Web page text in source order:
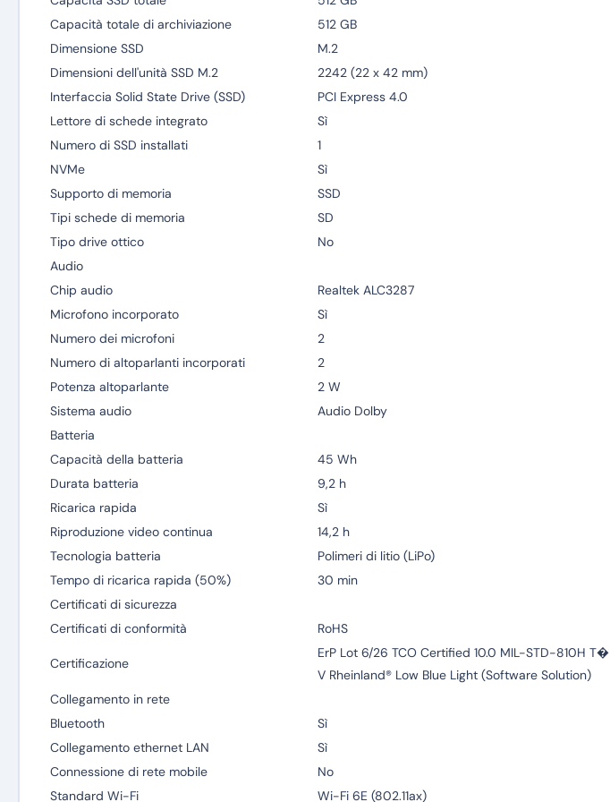
Capacità totale di archiviazione
512 GB
Dimensione SSD
M.2
Dimensioni dell'unità SSD M.2
2242 (22 x 42 mm)
Interfaccia Solid State Drive (SSD)
PCI Express 4.0
Lettore di schede integrato
Sì
Numero di SSD installati
1
NVMe
Sì
Supporto di memoria
SSD
Tipi schede di memoria
SD
Tipo drive ottico
No
Audio
Chip audio
Realtek ALC3287
Microfono incorporato
Sì
Numero dei microfoni
2
Numero di altoparlanti incorporati
2
Potenza altoparlante
2 W
Sistema audio
Audio Dolby
Batteria
Capacità della batteria
45 Wh
Durata batteria
9,2 h
Ricarica rapida
Sì
Riproduzione video continua
14,2 h
Tecnologia batteria
Polimeri di litio (LiPo)
Tempo di ricarica rapida (50%)
30 min
Certificati di sicurezza
Certificati di conformità
RoHS
Certificazione
ErP Lot 6/26 TCO Certified 10.0 MIL-STD-810H T�
V Rheinland® Low Blue Light (Software Solution)
Collegamento in rete
Bluetooth
Sì
Collegamento ethernet LAN
Sì
Connessione di rete mobile
No
Standard Wi-Fi
Wi-Fi 6E (802.11ax)